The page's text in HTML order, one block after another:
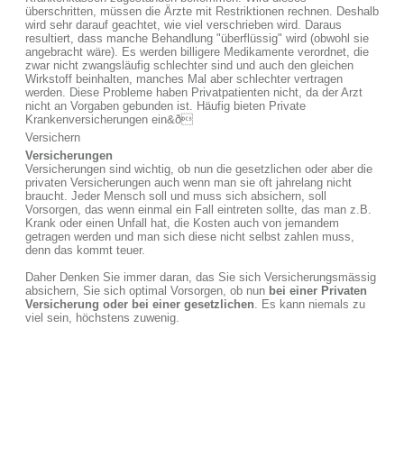
überschritten, müssen die Ärzte mit Restriktionen rechnen. Deshalb
wird sehr darauf geachtet, wie viel verschrieben wird. Daraus
resultiert, dass manche Behandlung "überflüssig" wird (obwohl sie
angebracht wäre). Es werden billigere Medikamente verordnet, die
zwar nicht zwangsläufig schlechter sind und auch den gleichen
Wirkstoff beinhalten, manches Mal aber schlechter vertragen
werden. Diese Probleme haben Privatpatienten nicht, da der Arzt
nicht an Vorgaben gebunden ist. Häufig bieten Private
Krankenversicherungen ein&ð
Versichern
Versicherungen
Versicherungen sind wichtig, ob nun die gesetzlichen oder aber die
privaten Versicherungen auch wenn man sie oft jahrelang nicht
braucht. Jeder Mensch soll und muss sich absichern, soll
Vorsorgen, das wenn einmal ein Fall eintreten sollte, das man z.B.
Krank oder einen Unfall hat, die Kosten auch von jemandem
getragen werden und man sich diese nicht selbst zahlen muss,
denn das kommt teuer.
Daher Denken Sie immer daran, das Sie sich Versicherungsmässig
absichern, Sie sich optimal Vorsorgen, ob nun bei einer Privaten
Versicherung oder bei einer gesetzlichen. Es kann niemals zu
viel sein, höchstens zuwenig.